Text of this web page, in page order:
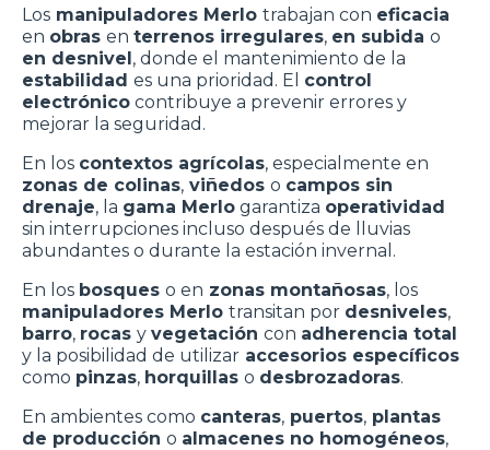
Los manipuladores Merlo trabajan con eficacia
en obras en terrenos irregulares, en subida o
en desnivel, donde el mantenimiento de la
estabilidad es una prioridad. El control
electrónico contribuye a prevenir errores y
mejorar la seguridad.
En los contextos agrícolas, especialmente en
zonas de colinas, viñedos o campos sin
drenaje, la gama Merlo garantiza operatividad
sin interrupciones incluso después de lluvias
abundantes o durante la estación invernal.
En los bosques o en zonas montañosas, los
manipuladores Merlo transitan por desniveles,
barro, rocas y vegetación con adherencia total
y la posibilidad de utilizar accesorios específicos
como pinzas, horquillas o desbrozadoras.
En ambientes como canteras, puertos, plantas
de producción o almacenes no homogéneos,